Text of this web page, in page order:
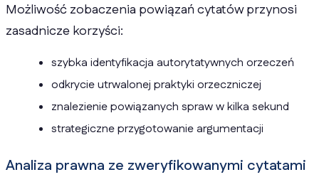
Możliwość zobaczenia powiązań cytatów przynosi
zasadnicze korzyści:
szybka identyfikacja autorytatywnych orzeczeń
odkrycie utrwalonej praktyki orzeczniczej
znalezienie powiązanych spraw w kilka sekund
strategiczne przygotowanie argumentacji
Analiza prawna ze zweryfikowanymi cytatami